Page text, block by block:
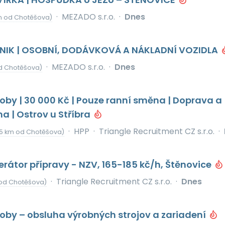
od Chotěšova) · MEZADO s.r.o. · Dnes
| OSOBNÍ, DODÁVKOVÁ A NÁKLADNÍ VOZIDLA
Chotěšova) · MEZADO s.r.o. · Dnes
| 30 000 Kč | Pouze ranní směna | Doprava a
| Ostrov u Stříbra
km od Chotěšova) · HPP · Triangle Recruitment CZ s.r.o. ·
přípravy - NZV, 165-185 kč/h, Štěnovice
Chotěšova) · Triangle Recruitment CZ s.r.o. · Dnes
– obsluha výrobných strojov a zariadení